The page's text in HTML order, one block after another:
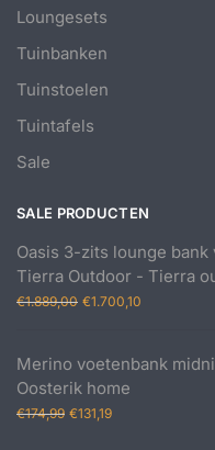
Loungesets
Tuinbanken
Tuinstoelen
Tuintafels
Sale
SALE PRODUCTEN
Oasis 3-zits lounge
Tierra Outdoor - Tierra
€1.889,00 Oorspronkelijke
€1.889,00.
€1.700,10
€1.700,10.
Merino voetenbank
Oosterik home
€174,99 Oorspronkelijke
€131,19Huidige